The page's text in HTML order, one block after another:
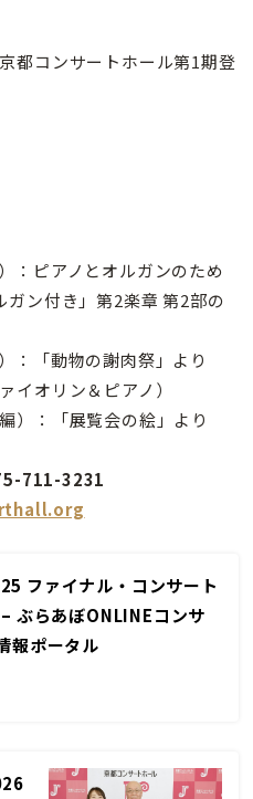
都コンサートホール第1期登
：ピアノとオルガンのため
ン付き」第2楽章 第2部の
：「動物の謝肉祭」より
イオリン＆ピアノ）
）：「展覧会の絵」より
711-3231
ファイナル・コンサート
ぶらあぼONLINEコンサ
報ポータル